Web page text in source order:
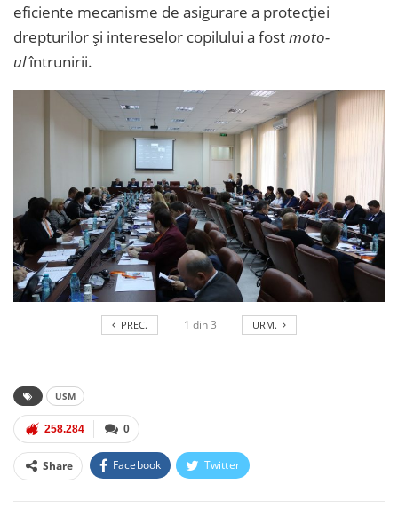
eficiente mecanisme de asigurare a protecției
drepturilor și intereselor copilului a fostmoto-
ulîntrunirii.
PREC. 1 din3 URM.
USM
0
258.284
Share Facebook Twitter